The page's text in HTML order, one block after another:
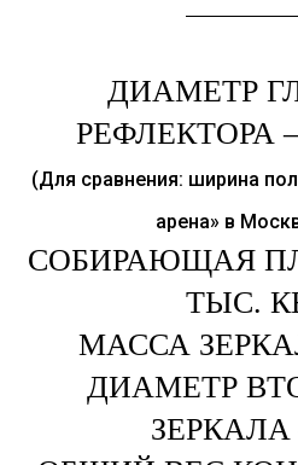
ДИАМЕТР
РЕФЛЕКТОРА
(Для сравнения: ширина
арена» в
СОБИРАЮЩАЯ
ТЫС.
МАССА
ДИАМЕТР